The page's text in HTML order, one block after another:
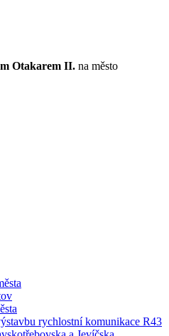
Otakarem II. na město
rychlostní komunikace R43